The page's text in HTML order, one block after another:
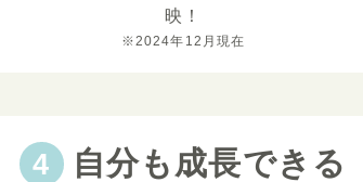
映！
※2024年12月現在
自分も成長できる